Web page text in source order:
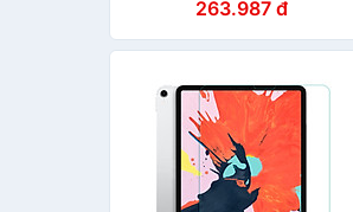
Hàng chính hãng
263.987 đ